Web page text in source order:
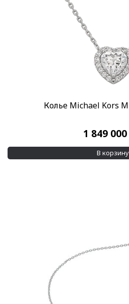
Колье Michael Kors
1 849 000
В корзину